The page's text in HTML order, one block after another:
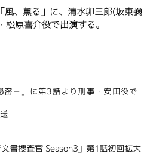
、薫る」に、清水卯三郎(坂東彌
原喜介役で出演する。
－」に第3話より刑事・安田役で
書捜査官 Season3」第1話初回拡大